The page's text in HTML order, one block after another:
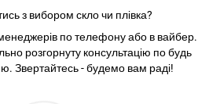
з вибором скло чи плівка?
по телефону або в вайбер.
розгорнуту консультацію по будь
Звертайтесь - будемо вам раді!